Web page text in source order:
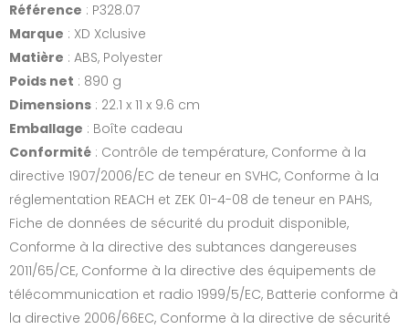
Référence : P328.07
Marque : XD Xclusive
Matière : ABS, Polyester
Poids net : 890 g
Dimensions : 22.1 x 11 x 9.6 cm
Emballage : Boîte cadeau
Conformité : Contrôle de température, Conforme à la
directive 1907/2006/EC de teneur en SVHC, Conforme à la
réglementation REACH et ZEK 01-4-08 de teneur en PAHS,
Fiche de données de sécurité du produit disponible,
Conforme à la directive des subtances dangereuses
2011/65/CE, Conforme à la directive des équipements de
télécommunication et radio 1999/5/EC, Batterie conforme à
la directive 2006/66EC, Conforme à la directive de sécurité